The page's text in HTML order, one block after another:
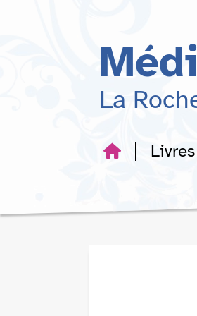
recherche
La
Livres